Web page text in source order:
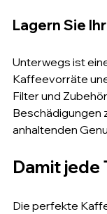
Lagern Sie
Unterwegs ist
Kaffeevorräte
Filter und
Beschädigungen
anhaltenden
Damit jede
Die perfekte